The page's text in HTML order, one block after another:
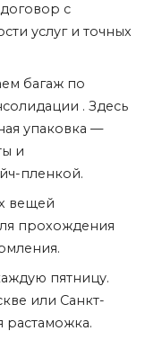
с
услуг и точных
багаж по
. Здесь
упаковка —
и
пленкой.
вещей
прохождения
пятницу.
или Санкт-
растаможка.